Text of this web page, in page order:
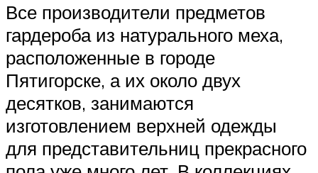
Все производители предметов
гардероба из натурального меха,
расположенные в городе
Пятигорске, а их около двух
десятков, занимаются
изготовлением верхней одежды
для представительниц прекрасного